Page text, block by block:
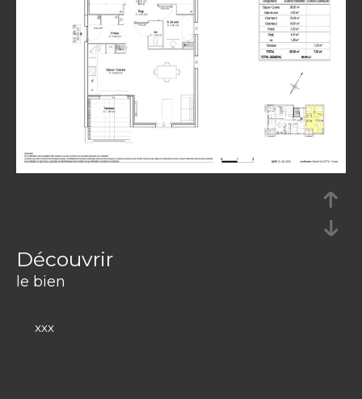
découvrir
le bien
xxx